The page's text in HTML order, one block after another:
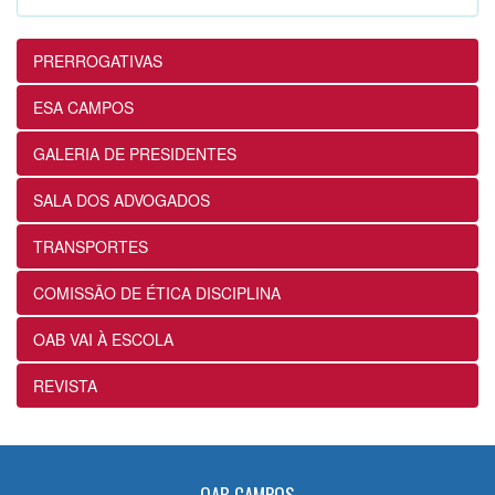
12ª Subseção e ESA realizam
Masterclass sobre Crimes Eleitorais na
Prática
24/07/2026
12ª Subseção e ESA alinham projetos e
ações voltados ao fortalecimento dos
futuros advogados
24/07/2026
OABRJ disponibiliza repositório de
manuais e cartilhas digitais para apoiar
a advocacia fluminense
22/07/2026
expressamente a natureza alimentar dos
PRERROGATIVAS
ESA CAMPOS
GALERIA DE PRESIDENTES
SALA DOS ADVOGADOS
TRANSPORTES
COMISSÃO DE ÉTICA DISCIPLINA
OAB VAI À ESCOLA
REVISTA